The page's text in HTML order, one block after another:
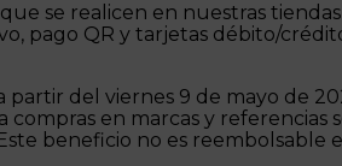
se realicen en nuestras
pago QR y tarjetas débito/
del viernes 9 de mayo de
en marcas y referencias
beneficio no es